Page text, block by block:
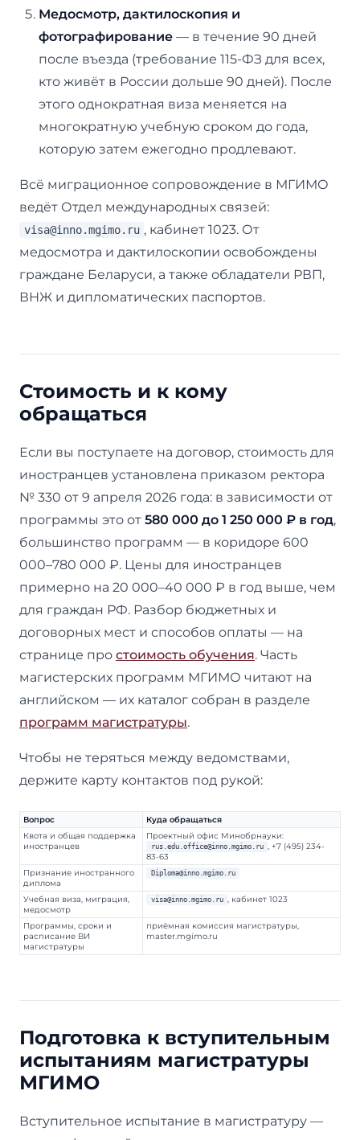
Медосмотр, дактилоскопия и
фотографирование — в течение 90 дней
после въезда (требование 115-ФЗ для всех,
кто живёт в России дольше 90 дней). После
этого однократная виза меняется на
многократную учебную сроком до года,
которую затем ежегодно продлевают.
Всё миграционное сопровождение в МГИМО
ведёт Отдел международных связей:
visa@inno.mgimo.ru , кабинет 1023. От
медосмотра и дактилоскопии освобождены
граждане Беларуси, а также обладатели РВП,
ВНЖ и дипломатических паспортов.
Стоимость и к кому
обращаться
Если вы поступаете на договор, стоимость для
иностранцев установлена приказом ректора
№ 330 от 9 апреля 2026 года: в зависимости от
программы это от 580 000 до 1 250 000 ₽ в год,
большинство программ — в коридоре 600
000–780 000 ₽. Цены для иностранцев
примерно на 20 000–40 000 ₽ в год выше, чем
для граждан РФ. Разбор бюджетных и
договорных мест и способов оплаты — на
странице про стоимость обучения. Часть
магистерских программ МГИМО читают на
английском — их каталог собран в разделе
программ магистратуры.
Чтобы не теряться между ведомствами,
держите карту контактов под рукой:
Вопрос
Куда обращаться
Квота и общая поддержка
иностранцев
Проектный офис Минобрнауки:
rus.edu.office@inno.mgimo.ru
, +7 (495) 234-
83-63
Признание иностранного
диплома
Diploma@inno.mgimo.ru
Учебная виза, миграция,
медосмотр
visa@inno.mgimo.ru , кабинет 1023
Программы, сроки и
расписание ВИ
магистратуры
приёмная комиссия магистратуры,
master.mgimo.ru
Подготовка к вступительным
испытаниям магистратуры
МГИМО
Вступительное испытание в магистратуру —